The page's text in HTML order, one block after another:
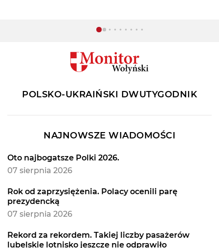
POLSKO-UKRAIŃSKI DWUTYGODNIK
NAJNOWSZE WIADOMOŚCI
Oto najbogatsze Polki 2026.
07 sierpnia 2026
Rok od zaprzysiężenia. Polacy ocenili parę
prezydencką
07 sierpnia 2026
Rekord za rekordem. Takiej liczby pasażerów
lubelskie lotnisko jeszcze nie odprawiło